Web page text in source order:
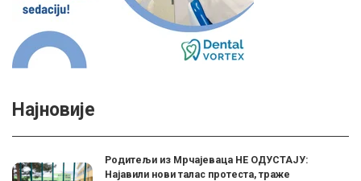
Најновије
Родитељи из Мрчајеваца НЕ ОДУСТАЈУ:
Најавили нови талас протеста, траже